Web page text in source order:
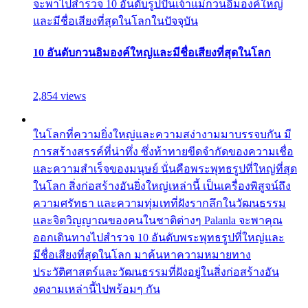
จะพาไปสำรวจ 10 อันดับรูปปั้นเจ้าแม่กวนอิมองค์ใหญ่
และมีชื่อเสียงที่สุดในโลกในปัจจุบัน
10 อันดับกวนอิมองค์ใหญ่และมีชื่อเสียงที่สุดในโลก
2,854 views
ในโลกที่ความยิ่งใหญ่และความสง่างามมาบรรจบกัน มี
การสร้างสรรค์ที่น่าทึ่ง ซึ่งท้าทายขีดจำกัดของความเชื่อ
และความสำเร็จของมนุษย์ นั่นคือพระพุทธรูปที่ใหญ่ที่สุด
ในโลก สิ่งก่อสร้างอันยิ่งใหญ่เหล่านี้ เป็นเครื่องพิสูจน์ถึง
ความศรัทธา และความทุ่มเทที่ฝังรากลึกในวัฒนธรรม
และจิตวิญญาณของคนในชาติต่างๆ Palanla จะพาคุณ
ออกเดินทางไปสำรวจ 10 อันดับพระพุทธรูปที่ใหญ่และ
มีชื่อเสียงที่สุดในโลก มาค้นหาความหมายทาง
ประวัติศาสตร์และวัฒนธรรมที่ฝังอยู่ในสิ่งก่อสร้างอัน
งดงามเหล่านี้ไปพร้อมๆ กัน